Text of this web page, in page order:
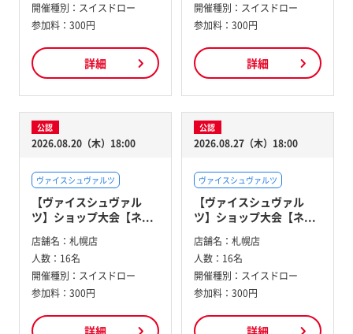
開催種別： スイスドロー
参加料： 300円
詳細
開催種別： スイスドロー
参加料： 300円
詳細
公認
2026.08.20（木）18:00
ヴァイスシュヴァルツ
【ヴァイスシュヴァル
ツ】ショップ大会【ネ...
店舗名： 札幌店
人数： 16名
開催種別： スイスドロー
参加料： 300円
公認
2026.08.27（木）18:00
ヴァイスシュヴァルツ
【ヴァイスシュヴァル
ツ】ショップ大会【ネ...
店舗名： 札幌店
人数： 16名
開催種別： スイスドロー
参加料： 300円